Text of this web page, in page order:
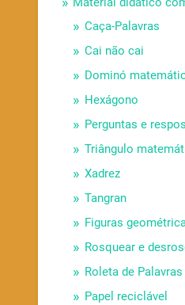
Caça-Palavras
Cai não cai
Dominó
Hexágono
Perguntas e
Triângulo
Xadrez
Tangran
Figuras
Rosquear e
Roleta de Palavras
Papel reciclável